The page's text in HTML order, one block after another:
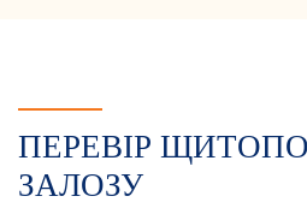
ПЕРЕВІР
ЗАЛОЗУ